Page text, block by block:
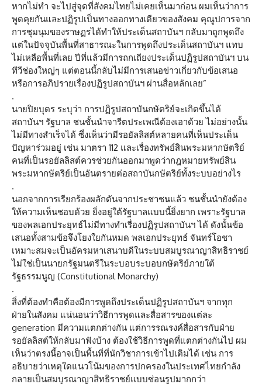
หากไม่ทำ จะไปสู่จุดที่สังคมไทยไม่เคยเห็นมาก่อน ผมเห็นว่าการ
พูดคุยกันและปฏิรูปเป็นทางออกทางเดียวของสังคม คุณูปการจาก
การชุมนุมของราษฏรได้ทำให้ประเด็นสถาบันฯ กลับมาถูกพูดถึง
แต่ในปัจจุบันพื้นที่สาธารณะในการพูดถึงประเด็นสถาบันฯ แทบ
ไม่เหลือพื้นที่เลย ปีที่แล้วมีการถกเถียงประเด็นปฏิรูปสถาบันฯ บน
ทีวีช่องใหญ่ๆ แต่ตอนนี้กลับไม่มีการเสนอข่าวเกี่ยวกับข้อเสนอ
หรือการอภิปรายเรื่องปฏิรูปสถาบันฯ ผ่านสื่อหลักเลย”
.
นายปิยบุตร ระบุว่า การปฏิรูปสถาบันกษัตริย์จะเกิดขึ้นได้
สถาบันฯ รัฐบาล ชนชั้นนำจารีตประเพณีต้องเอาด้วย ไม่อย่างนั้น
ไม่มีทางสำเร็จได้ ซึ่งเห็นว่ามีรอยัลลิสต์หลายคนที่เห็นประเด็น
ปัญหาร่วมอยู่ เช่น มาตรา 112 และเรื่องทรัพย์สินพระมหากษัตริย์
คนที่เป็นรอยัลลิสต์ควรช่วยกันออกมาพูดว่ากฎหมายทรัพย์สิน
พระมหากษัตริย์เป็นอันตรายต่อสถาบันกษัตริย์ทั้งระบบอย่างไร
.
นอกจากการเรียกร้องผลักดันจากประชาชนแล้ว ชนชั้นนำยังต้อง
ให้ความเห็นชอบด้วย ยิ่งอยู่ใต้รัฐบาลแบบนี้ยิ่งยาก เพราะรัฐบาล
ของพลเอกประยุทธ์ไม่มีทางทำเรื่องปฏิรูปสถาบันฯ ได้ ดังนั้นข้อ
เสนอทั้งสามข้อจึงโยงใยกันหมด พลเอกประยุทธ์ จันทร์โอชา
เหมาะสมจะเป็นอัครมหาเสนาบดีในระบบสมบูรณาญาสิทธิราชย์
ไม่ใช่เป็นนายกรัฐมนตรีในระบอบระบอบกษัตริย์ภายใต้
รัฐธรรมนูญ (Constitutional Monarchy)
.
สิ่งที่ต้องทำคือต้องมีการพูดถึงประเด็นปฏิรูปสถาบันฯ จากทุก
ฝ่ายในสังคม แน่นอนว่าวิธีการพูดและสื่อสารของแต่ละ
generation มีความแตกต่างกัน แต่การรณรงค์สื่อสารกับฝ่าย
รอยัลลิสต์ให้กลับมาฟังบ้าง ต้องใช้วิธีการพูดที่แตกต่างกันไป ผม
เห็นว่าตรงนี้อาจเป็นพื้นที่ที่นักวิชาการเข้าไปเติมได้ เช่น การ
อธิบายว่าเหตุใดแนวโน้มของการปกครองในประเทศไทยกำลัง
กลายเป็นสมบูรณาญาสิทธิราชย์แบบซ่อนรูปมากกว่า